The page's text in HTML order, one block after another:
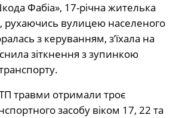
Фабіа», 17-річна жителька
вулицею населеного
з керуванням, з’їхала на
зіткнення з зупинкою
травми отримали троє
засобу віком 17, 22 та